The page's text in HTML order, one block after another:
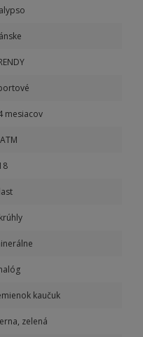
mesiacov
kaučuk
zelená